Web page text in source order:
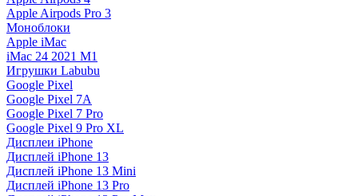
Apple Airpods Pro 3
Моноблоки
Apple iMac
iMac 24 2021 M1
Игрушки Labubu
Google Pixel
Google Pixel 7А
Google Pixel 7 Pro
Google Pixel 9 Pro XL
Дисплеи iPhone
Дисплей iPhone 13
Дисплей iPhone 13 Mini
Дисплей iPhone 13 Pro